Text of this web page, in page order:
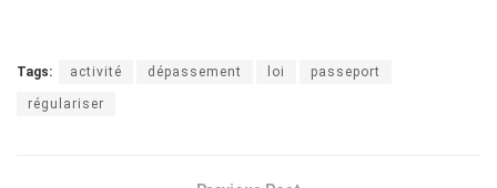
Tags: activité dépassement loi passeport
régulariser